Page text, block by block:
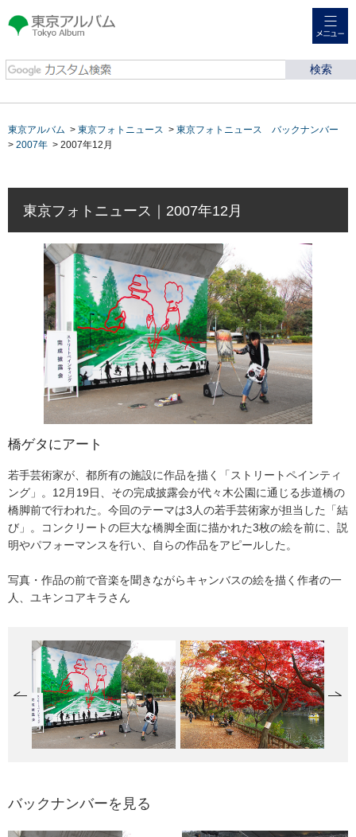
東京アルバム Tokyo
Album
東京アルバム > 東京フォトニュース > 東京フォトニュース バックナンバー
> 2007年 > 2007年12月
東京フォトニュース｜2007年12月
橋ゲタにアート
若手芸術家が、都所有の施設に作品を描く「ストリートペインティ
ング」。12月19日、その完成披露会が代々木公園に通じる歩道橋の
橋脚前で行われた。今回のテーマは3人の若手芸術家が担当した「結
び」。コンクリートの巨大な橋脚全面に描かれた3枚の絵を前に、説
明やパフォーマンスを行い、自らの作品をアピールした。
写真・作品の前で音楽を聞きながらキャンバスの絵を描く作者の一
人、ユキンコアキラさん
池の水面に紅葉映えて
三鷹市にある「井の頭公園」は、12月初旬、紅葉の見ごろを迎え
た。池を囲む約630本の真っ赤な紅葉。共演するかのように、まわ
りのミズキやケヤキも黄金色に色づき、まるで錦の彩り。ボートを
漕ぐ人や散策路をめぐる人達の目を楽しませていた。
ツバル首相が知事表敬訪問
地球温暖化による海水面上昇で、水没の危機に直面している南太平
洋の島国「ツバル」。そのアピサイ・イエレミア首相が12月6日、
石原知事を表敬訪問した。首相は大分県で開かれた「第1回 アジ
ア・太平洋水サミット」に出席のため訪日された。知事がツバルを
視察した9月、公務不在のため面会できなかったことから、念願の知
夜の幻想「青きロマン」
日比谷公園に高さ42メートルに達する日本一のクリスマスツリーが
登場した。「TOKYO FANTASIA 2007」の「光のアート」の一つ。5
6,100個もの発光ダイオードを使い、「緑の成長」をテーマに芽吹き
から開花までを表現した。クリスマス直前の12月21日から1月1日早
朝まで灯りをともし、しばし都心の夜を青きロマンの世界に包ん
バックナンバーを見る